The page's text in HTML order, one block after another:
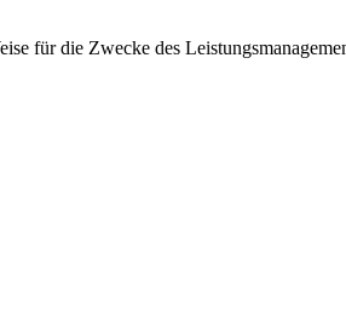
für die Zwecke des